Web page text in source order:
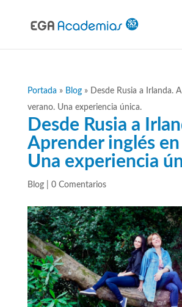
Portada» Blog» Desde Rusia a Irlanda.
verano. Una experiencia única.
Desde Rusia a
Aprender inglés
Una experiencia
Blog| 0 Comentarios